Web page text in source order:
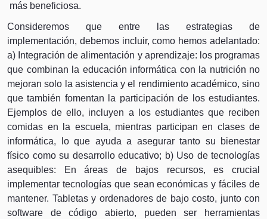
más beneficiosa.
Consideremos que entre las estrategias de
implementación, debemos incluir, como hemos adelantado:
a) Integración de alimentación y aprendizaje: los programas
que combinan la educación informática con la nutrición no
mejoran solo la asistencia y el rendimiento académico, sino
que también fomentan la participación de los estudiantes.
Ejemplos de ello, incluyen a los estudiantes que reciben
comidas en la escuela, mientras participan en clases de
informática, lo que ayuda a asegurar tanto su bienestar
físico como su desarrollo educativo; b) Uso de tecnologías
asequibles: En áreas de bajos recursos, es crucial
implementar tecnologías que sean económicas y fáciles de
mantener. Tabletas y ordenadores de bajo costo, junto con
software de código abierto, pueden ser herramientas